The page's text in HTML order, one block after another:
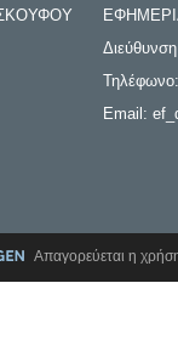
Email:
Απαγορεύεται η